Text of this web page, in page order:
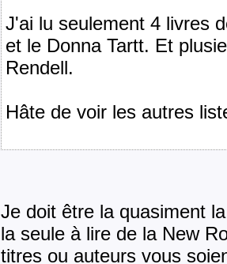
J'ai lu seulement 4 livres
et le Donna Tartt. Et
Rendell.
Hâte de voir les autres
Je doit être la quasiment
la seule à lire de la New
titres ou auteurs vous